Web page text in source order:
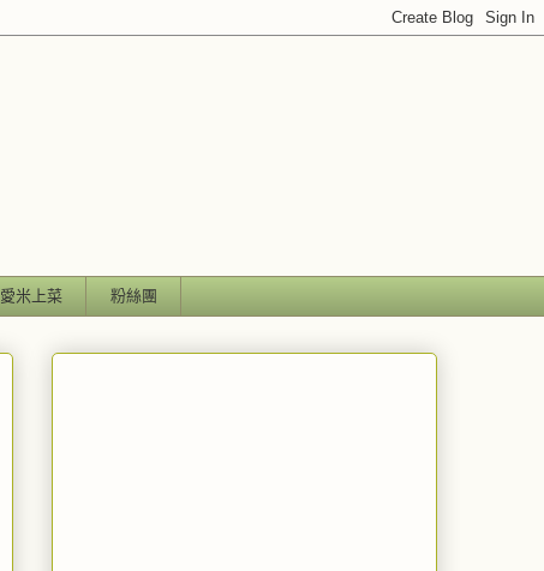
愛米上菜 粉絲團